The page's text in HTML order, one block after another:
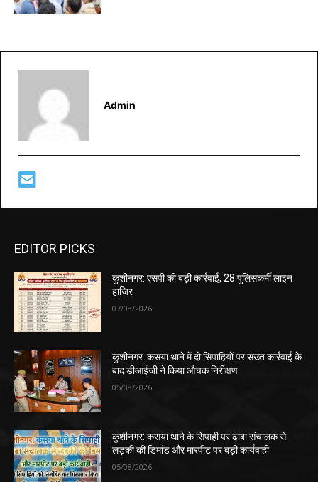
Admin
EDITOR PICKS
कुशीनगर: एसपी की बड़ी कार्रवाई, 28 पुलिसकर्मी लाइन
हाजिर
07/08/2026
कुशीनगर: कसया थाने में दो सिपाहियों पर सख्त कार्रवाई के
बाद डीआईजी ने किया औचक निरीक्षण
05/08/2026
कुशीनगर: कसया थाने के सिपाही पर ढाबा संचालक से
लड़की की डिमांड और मारपीट पर बड़ी कार्यवाही
05/08/2026